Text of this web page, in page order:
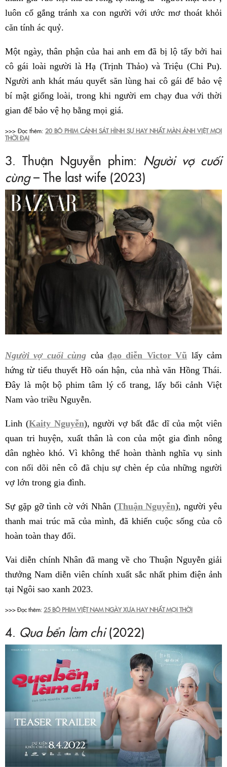
luôn cố gắng tránh xa con người với ước mơ thoát khỏi
căn tính ác quỷ.
Một ngày, thân phận của hai anh em đã bị lộ tẩy bởi hai
cô gái loài người là Hạ (Trịnh Thảo) và Triệu (Chi Pu).
Người anh khát máu quyết săn lùng hai cô gái để bảo vệ
bí mật giống loài, trong khi người em chạy đua với thời
gian để bảo vệ họ bằng mọi giá.
>>> Đọc thêm: 20 BỘ PHIM CẢNH SÁT HÌNH SỰ HAY NHẤT MÀN ẢNH VIỆT MỌI
THỜI ĐẠI
3. Thuận Nguyễn phim: Người vợ cuối
cùng– The last wife (2023)
Người vợ cuối cùng củađạo diễn Victor Vũ lấy cảm
hứng từ tiểu thuyết Hồ oán hận, của nhà văn Hồng Thái.
Đây là một bộ phim tâm lý cổ trang, lấy bối cảnh Việt
Nam vào triều Nguyễn.
Linh (Kaity Nguyễn), người vợ bất đắc dĩ của một viên
quan tri huyện, xuất thân là con của một gia đình nông
dân nghèo khó. Vì không thể hoàn thành nghĩa vụ sinh
con nối dõi nên cô đã chịu sự chèn ép của những người
vợ lớn trong gia đình.
Sự gặp gỡ tình cờ với Nhân (Thuận Nguyễn), người yêu
thanh mai trúc mã của mình, đã khiến cuộc sống của cô
hoàn toàn thay đổi.
Vai diễn chính Nhân đã mang về cho Thuận Nguyễn giải
thưởng Nam diễn viên chính xuất sắc nhất phim điện ảnh
tại Ngôi sao xanh 2023.
>>> Đọc thêm: 25 BỘ PHIM VIỆT NAM NGÀY XƯA HAY NHẤT MỌI THỜI
4. Qua bển làm chi(2022)